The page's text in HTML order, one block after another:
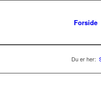
Forside
Du er her: